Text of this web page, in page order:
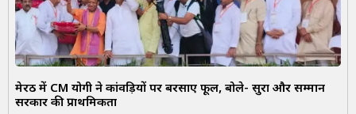
मेरठ में CM योगी ने कांवड़ियों पर बरसाए फूल, बोले- सुरक्षा और सम्मान
सरकार की प्राथमिकता